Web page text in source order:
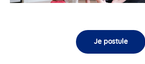
Je postule